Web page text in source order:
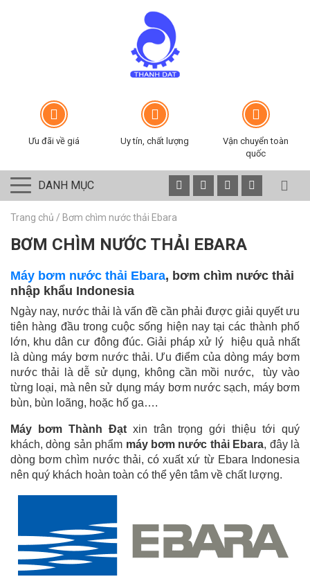
Ưu đãi về giá Uy tín, chất lượng
Vận chuyển toàn
quốc
DANH MỤC
Trang chủ / Bơm chìm nước thải Ebara
BƠM CHÌM NƯỚC THẢI EBARA
Máy bơm nước thải Ebara, bơm chìm nước thải
nhập khẩu Indonesia
Ngày nay, nước thải là vấn đề cần phải được giải quyết ưu
tiên hàng đầu trong cuộc sống hiện nay tại các thành phố
lớn, khu dân cư đông đúc. Giải pháp xử lý hiệu quả nhất
là dùng máy bơm nước thải. Ưu điểm của dòng máy bơm
nước thải là dễ sử dụng, không cần mồi nước, tùy vào
từng loại, mà nên sử dụng máy bơm nước sạch, máy bơm
bùn, bùn loãng, hoặc hố ga….
Máy bơm Thành Đạtxin trân trọng gới thiệu tới quý
khách, dòng sản phẩm máy bơm nước thải Ebara, đây là
dòng bơm chìm nước thải, có xuất xứ từ Ebara Indonesia
nên quý khách hoàn toàn có thể yên tâm về chất lượng.